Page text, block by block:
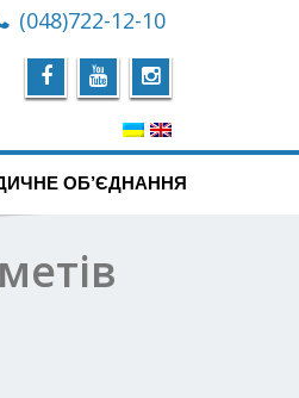
(048)722-12-10
ОБ’ЄДНАННЯ